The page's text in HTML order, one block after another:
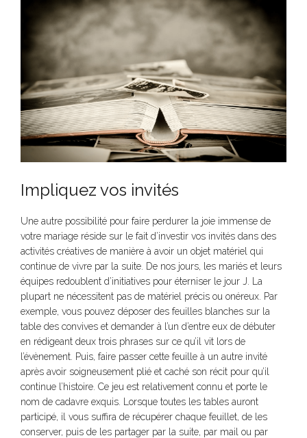
Impliquez vos invités
Une autre possibilité pour faire perdurer la joie immense de
votre mariage réside sur le fait d’investir vos invités dans des
activités créatives de manière à avoir un objet matériel qui
continue de vivre par la suite. De nos jours, les mariés et leurs
équipes redoublent d’initiatives pour éterniser le jour J. La
plupart ne nécessitent pas de matériel précis ou onéreux. Par
exemple, vous pouvez déposer des feuilles blanches sur la
table des convives et demander à l’un d’entre eux de débuter
en rédigeant deux trois phrases sur ce qu’il vit lors de
l’évènement. Puis, faire passer cette feuille à un autre invité
après avoir soigneusement plié et caché son récit pour qu’il
continue l’histoire. Ce jeu est relativement connu et porte le
nom de cadavre exquis. Lorsque toutes les tables auront
participé, il vous suffira de récupérer chaque feuillet, de les
conserver, puis de les partager par la suite, par mail ou par